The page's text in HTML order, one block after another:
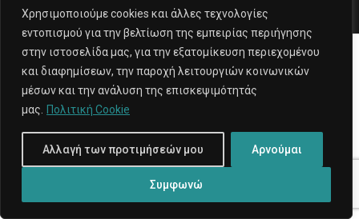
Χρησιμοποιούμε cookies και άλλες τεχνολογίες
εντοπισμού για την βελτίωση της εμπειρίας περιήγησης
στην ιστοσελίδα μας, για την εξατομίκευση περιεχομένου
και διαφημίσεων, την παροχή λειτουργιών κοινωνικών
μέσων και την ανάλυση της επισκεψιμότητάς
μας.
Πολιτική Cookie
Αλλαγή των προτιμήσεών μου Αρνούμαι
Συμφωνώ
Υπηρεσίες Internet